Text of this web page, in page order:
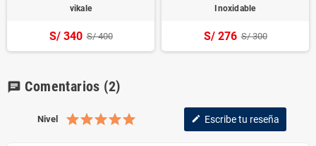
vikale
S/ 340 S/ 400
Inoxidable
S/ 276 S/ 300
chat Comentarios (2)
Nivel edit Escribe tu reseña